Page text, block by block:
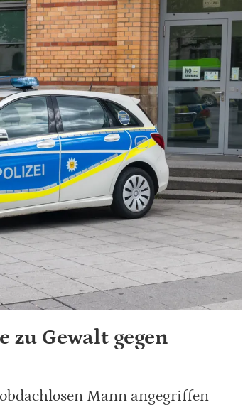
Gewalt gegen
Mann angegriffen